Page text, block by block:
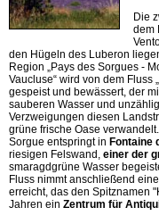
Die
dem
den Hügeln des Luberon
Region „Pays des Sorgues -
Vaucluse“ wird von dem Fluss
gespeist und bewässert, der
sauberen Wasser und
Verzweigungen diesen
grüne frische Oase
Sorgue entspringt in Fontaine
riesigen Felswand, einer der
smaragdgrüne Wasser
Fluss nimmt anschließend
erreicht, das den Spitznamen
Jahren ein Zentrum für